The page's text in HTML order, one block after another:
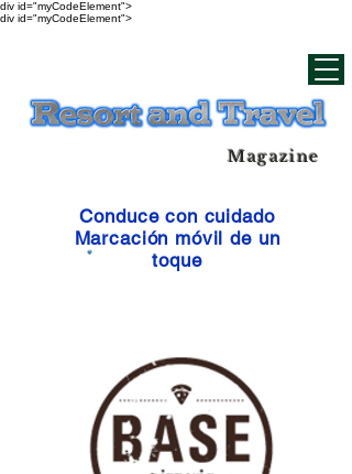
div id="myCodeElement">
div id="myCodeElement">
Magazine
Conduce con cuidado
Marcación móvil de un
toque